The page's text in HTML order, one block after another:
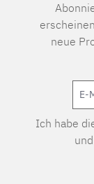
neue
Ich habe